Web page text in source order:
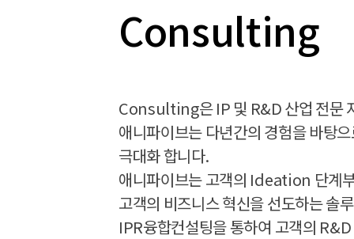
Consulting
Consulting은 IP 및 R&D 산업 전문
애니파이브는 다년간의 경험을 바탕
극대화 합니다.
애니파이브는 고객의 Ideation 단계
고객의 비즈니스 혁신을 선도하는 솔
IPR융합컨설팅을 통하여 고객의